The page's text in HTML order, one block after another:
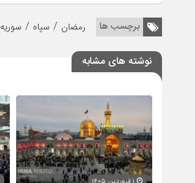
برچسب ها رمضان / سپاه / سوریه
نوشته های مشابه